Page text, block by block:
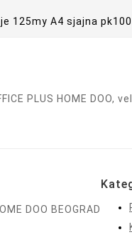
PLUS HOME
DOO BEOGRAD